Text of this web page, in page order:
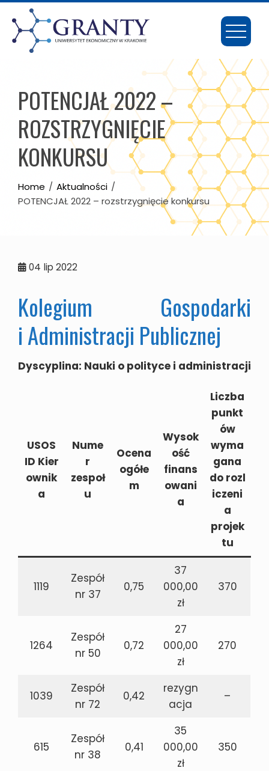
Skip
content
POTENCJAŁ 2022 –
ROZSTRZYGNIĘCIE
KONKURSU
Home
Aktualności
POTENCJAŁ 2022 – rozstrzygnięcie konkursu
04 lip 2022
Kolegium Gospodarki
i Administracji Publicznej
Dyscyplina: Nauki o polityce i administracji
USOS
ID Kier
ownik
a
Nume
r
zespoł
u
Ocena
ogółe
m
Wysok
ość
finans
owani
a
Liczba
punkt
ów
wyma
gana
do rozl
iczeni
a
projek
tu
1119
Zespół
nr 37
0,75
37
000,00
zł
370
1264
Zespół
nr 50
0,72
27
000,00
zł
270
1039
Zespół
nr 72
0,42
rezygn
acja
–
615
Zespół
nr 38
0,41
35
000,00
zł
350